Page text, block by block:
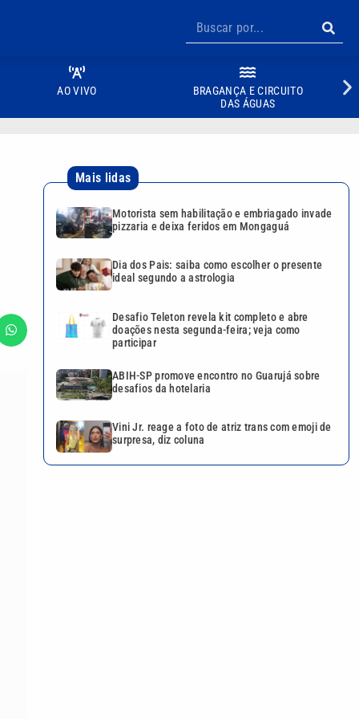
AO VIVO
BRAGANÇA E CIRCUITO
DAS ÁGUAS
Mais lidas
Motorista sem habilitação e embriagado invade
pizzaria e deixa feridos em Mongaguá
Dia dos Pais: saiba como escolher o presente
ideal segundo a astrologia
Desafio Teleton revela kit completo e abre
doações nesta segunda-feira; veja como
participar
ABIH-SP promove encontro no Guarujá sobre
desafios da hotelaria
Vini Jr. reage a foto de atriz trans com emoji de
surpresa, diz coluna